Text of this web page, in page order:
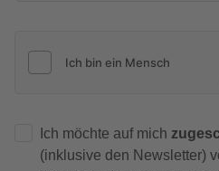
Ich möchte auf mich
(inklusive den Newsletter)